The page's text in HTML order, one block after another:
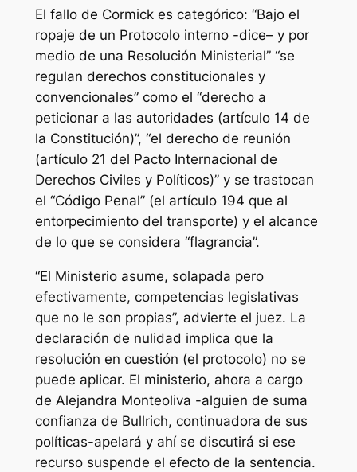
El fallo de Cormick es categórico: “Bajo el
ropaje de un Protocolo interno -dice– y por
medio de una Resolución Ministerial” “se
regulan derechos constitucionales y
convencionales” como el “derecho a
peticionar a las autoridades (artículo 14 de
la Constitución)”, “el derecho de reunión
(artículo 21 del Pacto Internacional de
Derechos Civiles y Políticos)” y se trastocan
el “Código Penal” (el artículo 194 que al
entorpecimiento del transporte) y el alcance
de lo que se considera “flagrancia”.
“El Ministerio asume, solapada pero
efectivamente, competencias legislativas
que no le son propias”, advierte el juez. La
declaración de nulidad implica que la
resolución en cuestión (el protocolo) no se
puede aplicar. El ministerio, ahora a cargo
de Alejandra Monteoliva -alguien de suma
confianza de Bullrich, continuadora de sus
políticas-apelará y ahí se discutirá si ese
recurso suspende el efecto de la sentencia.